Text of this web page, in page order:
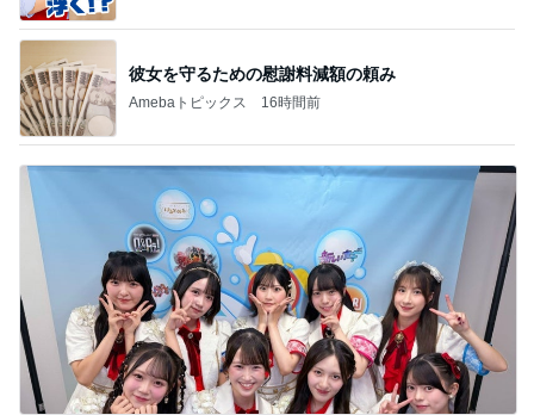
彼女を守るための慰謝料減額の頼み
Amebaトピックス 16時間前